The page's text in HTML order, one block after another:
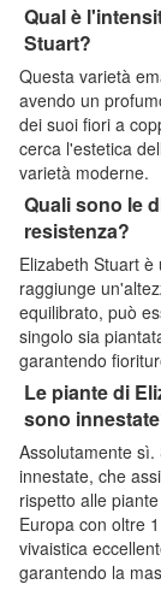
Qual è
Stuart?
Questa varietà
avendo un
dei suoi fiori a
cerca l'estetica
varietà moderne.
Quali sono le
resistenza?
Elizabeth Stuart
raggiunge
equilibrato, può
singolo sia
garantendo
Le piante di
sono
Assolutamente
innestate, che
rispetto alle
Europa con oltre
vivaistica
garantendo la